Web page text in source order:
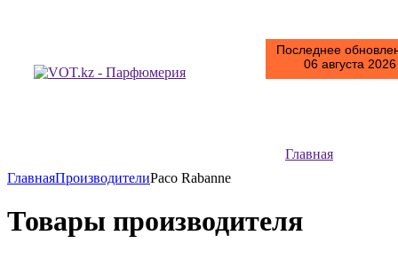
Последнее
06 августа
Главная
ГлавнаяПроизводителиPaco Rabanne
Товары производителя